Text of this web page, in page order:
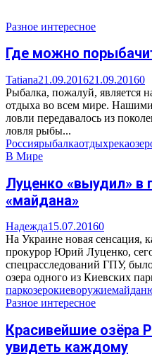
Разное интересное
Где можно
Tatiana21.09.201621.09.20160
Рыбалка, пожалуй, является
отдыха во всем мире.
ловли передавалось из
ловля рыбы...
Россиярыбалкаотдыхрека
В Мире
Луценко «выудил» в
«майдана»
Надежда15.07.20160
На Украине новая сенсация,
прокурор Юрий Луценко,
спецрасследований ГПУ,
озера одного из Киевских
паркозерокиеворужиемайдан
Разное интересное
Красивейшие озёра
увидеть каждому